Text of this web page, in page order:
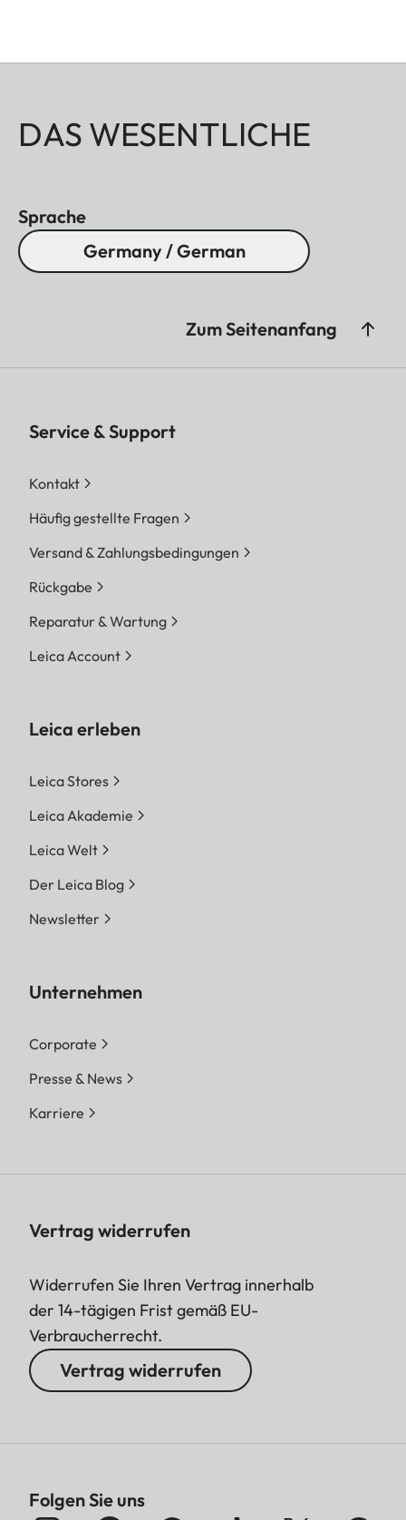
DAS WESENTLICHE
Sprache
Germany / German
Zum Seitenanfang
Service & Support
Kontakt
Häufig gestellte Fragen
Versand & Zahlungsbedingungen
Rückgabe
Reparatur & Wartung
Leica Account
Leica erleben
Leica Stores
Leica Akademie
Leica Welt
Der Leica Blog
Newsletter
Unternehmen
Corporate
Presse & News
Karriere
Vertrag widerrufen
Widerrufen Sie Ihren Vertrag innerhalb
der 14-tägigen Frist gemäß EU-
Verbraucherrecht.
Vertrag widerrufen
Folgen Sie uns